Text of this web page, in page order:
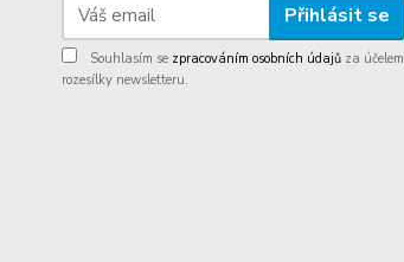
Přihlásit se
Souhlasím se zpracováním osobních údajů za účelem
rozesílky newsletteru.